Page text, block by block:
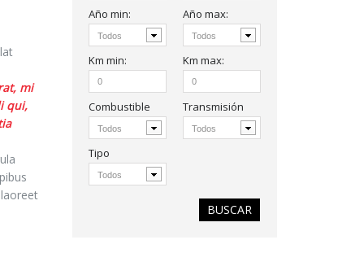
mi
qui,
Año min: Año max:
Km min: Km max:
Combustible Transmisión
Tipo